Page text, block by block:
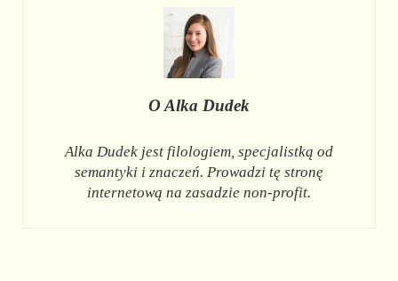
OAlka Dudek
Alka Dudek jest filologiem, specjalistką od
semantyki i znaczeń. Prowadzi tę stronę
internetową na zasadzie non-profit.